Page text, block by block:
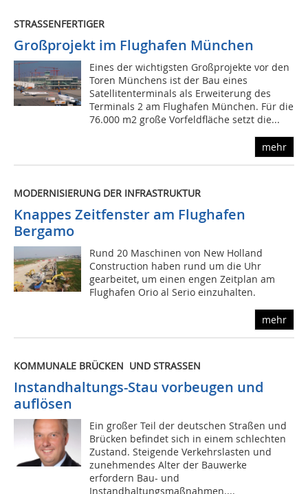
STRASSENFERTIGER
Großprojekt im Flughafen München
Eines der wichtigsten Großprojekte vor den
Toren Münchens ist der Bau eines
Satellitenterminals als Erweiterung des
Terminals 2 am Flughafen München. Für die
76.000 m2 große Vorfeldfläche setzt die...
mehr
MODERNISIERUNG DER INFRASTRUKTUR
Knappes Zeitfenster am Flughafen
Bergamo
Rund 20 Maschinen von New Holland
Construction haben rund um die Uhr
gearbeitet, um einen engen Zeitplan am
Flughafen Orio al Serio einzuhalten.
mehr
KOMMUNALE BRÜCKEN UND STRASSEN
Instandhaltungs-Stau vorbeugen und
auflösen
Ein großer Teil der deutschen Straßen und
Brücken befindet sich in einem schlechten
Zustand. Steigende Verkehrslasten und
zunehmendes Alter der Bauwerke
erfordern Bau- und
Instandhaltungsmaßnahmen....